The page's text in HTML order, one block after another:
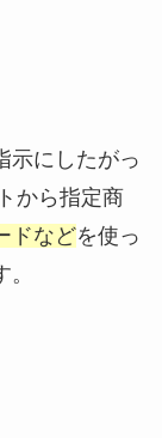
示にしたがっ
から指定商
ドなどを使っ